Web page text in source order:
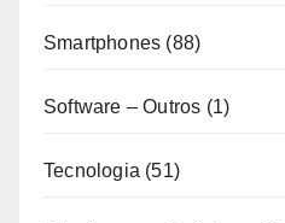
Smartphones (88)
Software – Outros (1)
Tecnologia (51)